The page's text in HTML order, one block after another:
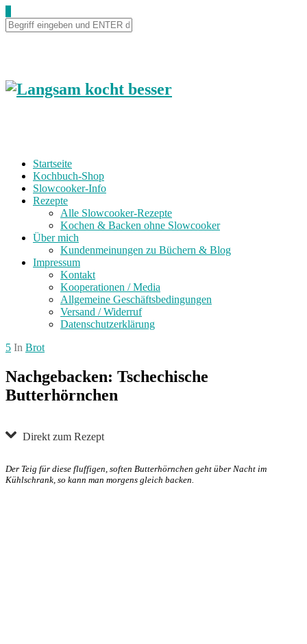
to
Recipe
Startseite
Kochbuch-Shop
Slowcooker-Info
Rezepte
Alle Slowcooker-Rezepte
Kochen & Backen ohne Slowcooker
Über mich
Kundenmeinungen zu Büchern & Blog
Impressum
Kontakt
Kooperationen / Media
Allgemeine Geschäftsbedingungen
Versand / Widerruf
Datenschutzerklärung
5 In Brot
Nachgebacken: Tschechische
Butterhörnchen
Direkt zum Rezept
Der Teig für diese fluffigen, soften Butterhörnchen geht über Nacht im
Kühlschrank, so kann man morgens gleich backen.